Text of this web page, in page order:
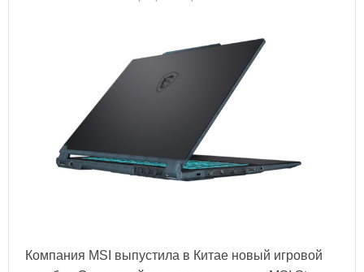
Компания MSI выпустила в Китае новый игровой